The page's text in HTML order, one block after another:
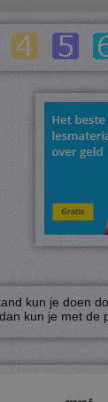
kun je doen
kun je met de